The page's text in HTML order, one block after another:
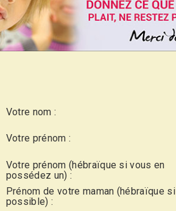
Votre nom :
Votre prénom :
Votre prénom (hébraïque si vous en
possédez un) :
Prénom de votre maman (hébraïque si
possible) :